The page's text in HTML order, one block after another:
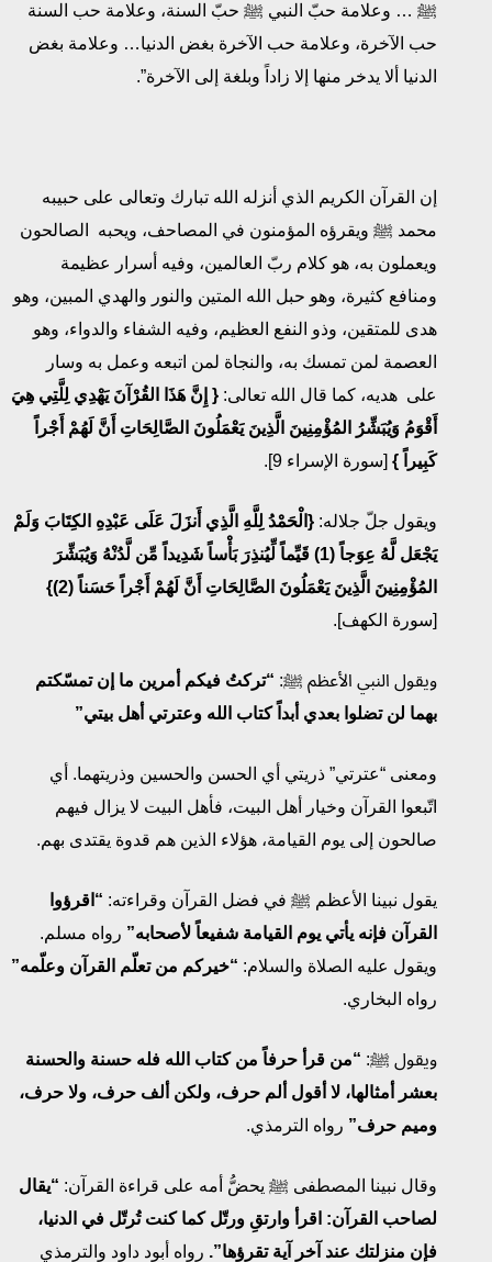
ﷺ … وعلامة حبّ النبي ﷺ حبّ السنة، وعلامة حب السنة
حب الآخرة، وعلامة حب الآخرة بغض الدنيا… وعلامة بغض
الدنيا ألا يدخر منها إلا زاداً وبلغة إلى الآخرة”.
إن القرآن الكريم الذي أنزله الله تبارك وتعالى على حبيبه
محمد ﷺ ويقرؤه المؤمنون في المصاحف، ويحبه الصالحون
ويعملون به، هو كلام ربّ العالمين، وفيه أسرار عظيمة
ومنافع كثيرة، وهو حبل الله المتين والنور والهدي المبين، وهو
هدى للمتقين، وذو النفع العظيم، وفيه الشفاء والدواء، وهو
العصمة لمن تمسك به، والنجاة لمن اتبعه وعمل به وسار
على هديه، كما قال الله تعالى: { إِنَّ هَذَا القُرْآنَ يَهْدِي لِلَّتِي هِيَ
أَقْوَمُ وَيُبَشِّرُ المُؤْمِنِينَ الَّذِينَ يَعْمَلُونَ الصَّالِحَاتِ أَنَّ لَهُمْ أَجْراً
كَبِيراً } [سورة الإسراء 9].
ويقول جلّ جلاله: { الْحَمْدُ لِلَّهِ الَّذِي أَنزَلَ عَلَى عَبْدِهِ الكِتَابَ وَلَمْ
يَجْعَل لَّهُ عِوَجاً (1) قَيِّماً لِّيُنذِرَ بَأْساً شَدِيداً مِّن لَّدُنْهُ
وَيُبَشِّرَ
المُؤْمِنِينَ الَّذِينَ يَعْمَلُونَ الصَّالِحَاتِ أَنَّ لَهُمْ أَجْراً حَسَناً (2)
}
[سورة الكهف].
ويقول النبي الأعظم ﷺ: “تركتُ فيكم أمرين ما إن تمسّكتم
بهما لن تضلوا بعدي أبداً كتاب الله وعترتي أهل بيتي”
ومعنى “عترتي” ذريتي أي الحسن والحسين وذريتهما. أي
اتّبعوا القرآن وخيار أهل البيت، فأهل البيت لا يزال فيهم
صالحون إلى يوم القيامة، هؤلاء الذين هم قدوة يقتدى بهم.
يقول نبينا الأعظم ﷺ في فضل القرآن وقراءته: “اقرؤوا
القرآن فإنه يأتي يوم القيامة شفيعاً لأصحابه” رواه مسلم.
ويقول عليه الصلاة والسلام: “خيركم من تعلّم القرآن وعلّمه”
رواه البخاري.
ويقول ﷺ: “من قرأ حرفاً من كتاب الله فله حسنة والحسنة
بعشر أمثالها، لا أقول ألم حرف، ولكن ألف حرف، ولا حرف،
وميم حرف” رواه الترمذي.
وقال نبينا المصطفى ﷺ يحضُّ أمه على قراءة القرآن: “يقال
لصاحب القرآن: اقرأ وارتقِ ورتّل كما كنت تُرتّل في الدنيا،
فإن منزلتك عند آخر آية تقرؤها”. رواه أبود داود والترمذي